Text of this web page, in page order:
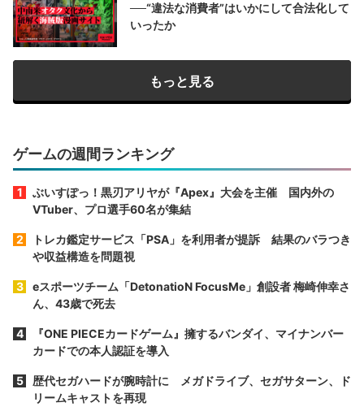
──“違法な消費者”はいかにして合法化して
いったか
もっと見る
ゲームの週間ランキング
ぶいすぽっ！黒刃アリヤが『Apex』大会を主催 国内外の
VTuber、プロ選手60名が集結
トレカ鑑定サービス「PSA」を利用者が提訴 結果のバラつき
や収益構造を問題視
eスポーツチーム「DetonatioN FocusMe」創設者 梅崎伸幸さ
ん、43歳で死去
『ONE PIECEカードゲーム』擁するバンダイ、マイナンバー
カードでの本人認証を導入
歴代セガハードが腕時計に メガドライブ、セガサターン、ド
リームキャストを再現